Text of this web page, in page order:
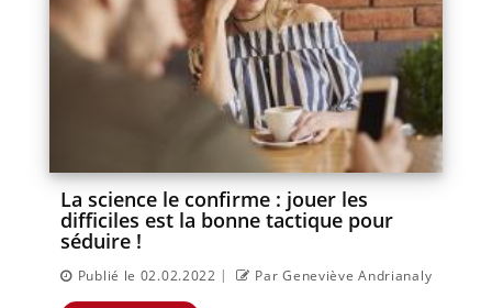
La science le confirme : jouer les
difficiles est la bonne tactique pour
séduire !
Publié le 02.02.2022 | Par Geneviève Andrianaly